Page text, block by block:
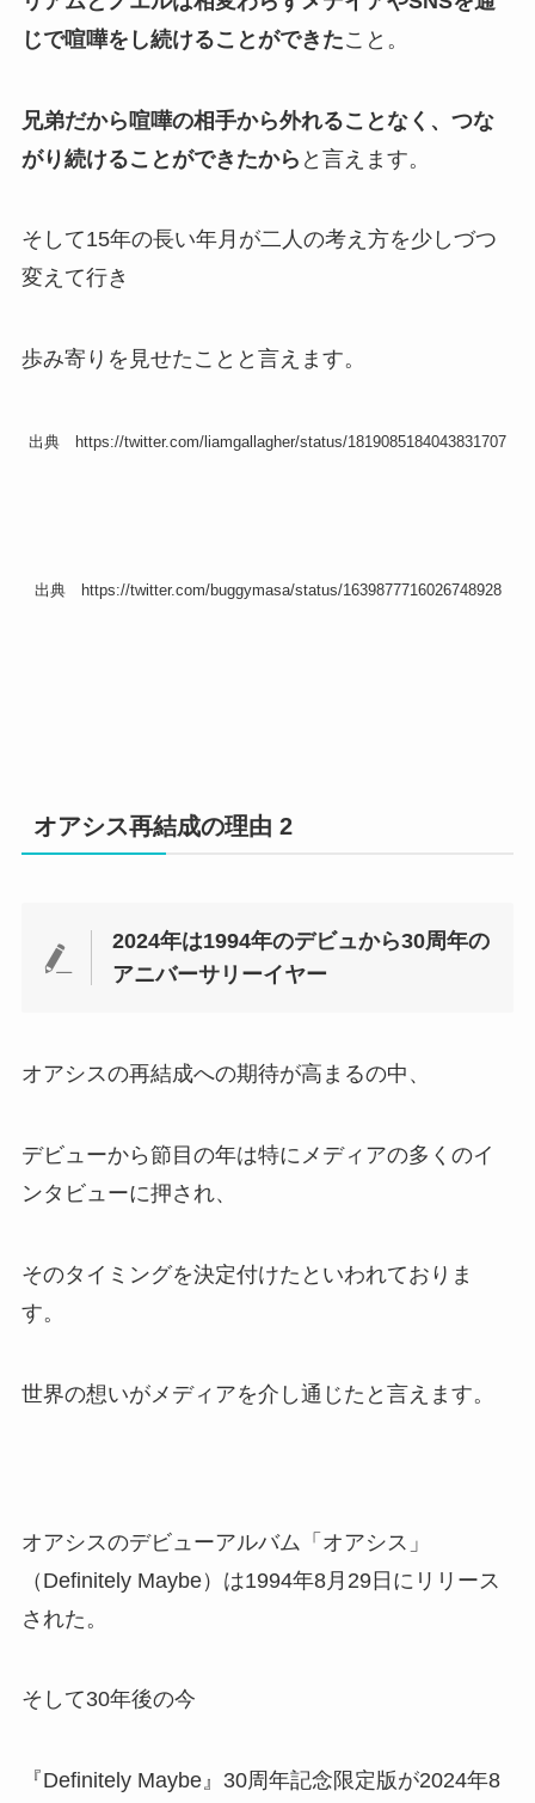
じで喧嘩をし続けることができたこと。
兄弟だから喧嘩の相手から外れることなく、つな
がり続けることができたから と言えます。
そして15年の長い年月が二人の考え方を少しづつ
変えて行き
歩み寄りを見せたことと言えます。
出典 https://twitter.com/liamgallagher/status/1819085184043831707
出典 https://twitter.com/buggymasa/status/1639877716026748928
オアシス再結成の理由 2
2024年は1994年のデビュから30周年の
アニバーサリーイヤー
オアシスの再結成への期待が高まるの中、
デビューから節目の年は特にメディアの多くのイ
ンタビューに押され、
そのタイミングを決定付けたといわれておりま
す。
世界の想いがメディアを介し通じたと言えます。
オアシスのデビューアルバム「オアシス」
（Definitely Maybe）は1994年8月29日にリリース
された。
そして30年後の今
『Definitely Maybe』30周年記念限定版が2024年8